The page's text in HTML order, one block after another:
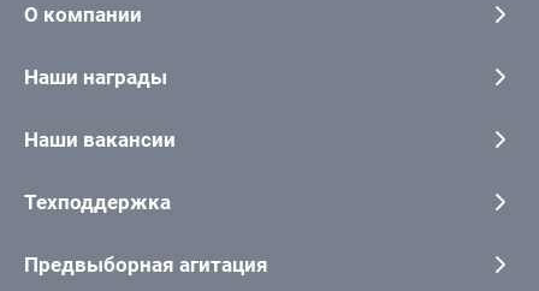
О компании
Наши награды
Наши вакансии
Техподдержка
Предвыборная агитация